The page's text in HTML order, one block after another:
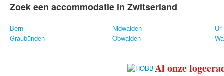
Zoek een accommodatie in Zwitserland
Bern
Graubünden
Nidwalden
Obwalden
Uri
Al onze